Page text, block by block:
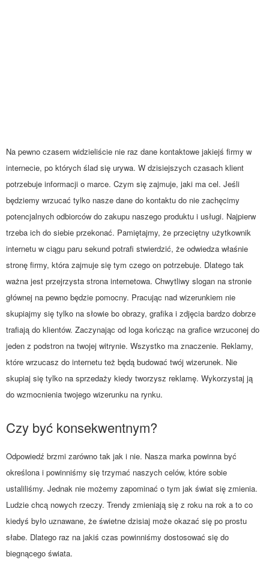
Na pewno czasem widzieliście nie raz dane kontaktowe jakiejś firmy w
internecie, po których ślad się urywa. W dzisiejszych czasach klient
potrzebuje informacji o marce. Czym się zajmuje, jaki ma cel. Jeśli
będziemy wrzucać tylko nasze dane do kontaktu do nie zachęcimy
potencjalnych odbiorców do zakupu naszego produktu i usługi. Najpierw
trzeba ich do siebie przekonać. Pamiętajmy, że przeciętny użytkownik
internetu w ciągu paru sekund potrafi stwierdzić, że odwiedza właśnie
stronę firmy, która zajmuje się tym czego on potrzebuje. Dlatego tak
ważna jest przejrzysta strona internetowa. Chwytliwy slogan na stronie
głównej na pewno będzie pomocny. Pracując nad wizerunkiem nie
skupiajmy się tylko na słowie bo obrazy, grafika i zdjęcia bardzo dobrze
trafiają do klientów. Zaczynając od loga kończąc na grafice wrzuconej do
jeden z podstron na twojej witrynie. Wszystko ma znaczenie. Reklamy,
które wrzucasz do internetu też będą budować twój wizerunek. Nie
skupiaj się tylko na sprzedaży kiedy tworzysz reklamę. Wykorzystaj ją
do wzmocnienia twojego wizerunku na rynku.
Czy być konsekwentnym?
Odpowiedź brzmi zarówno tak jak i nie. Nasza marka powinna być
określona i powinniśmy się trzymać naszych celów, które sobie
ustaliliśmy. Jednak nie możemy zapominać o tym jak świat się zmienia.
Ludzie chcą nowych rzeczy. Trendy zmieniają się z roku na rok a to co
kiedyś było uznawane, że świetne dzisiaj może okazać się po prostu
słabe. Dlatego raz na jakiś czas powinniśmy dostosować się do
biegnącego świata.